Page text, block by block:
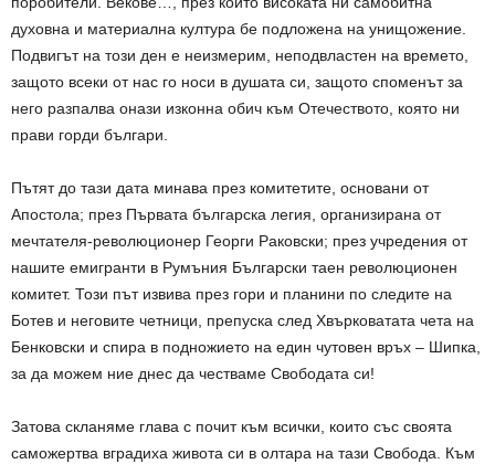
духовна и материална култура бе подложена на унищожение.
Подвигът на този ден е неизмерим, неподвластен на времето,
защото всеки от нас го носи в душата си, защото споменътза
него разпалва онази изконна обич към Отечеството, която ни
прави горди българи.
Пътят до тази дата минава през комитетите, основани от
Апостола; през Първата българска легия, организирана от
мечтателя-революционер Георги Раковски; през учредения от
нашите емигранти в Румъния Български таен революционен
комитет. Този път извива през гори и планини по следите на
Ботев и неговите четници, препуска след Хвърковатата чета на
Бенковски и спира в подножието на един чутовен връх – Шипка,
за да можем ние днес да честваме Свободата си!
Затова скланяме глава с почит към всички, които със своята
саможертва вградиха живота си в олтара на тази Свобода. Към